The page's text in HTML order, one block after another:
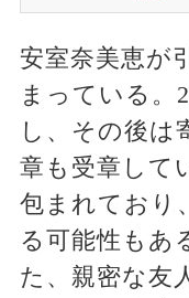
安室奈美恵が
まっている。
し、その後は
章も受章して
包まれており
る可能性もあ
た、親密な友